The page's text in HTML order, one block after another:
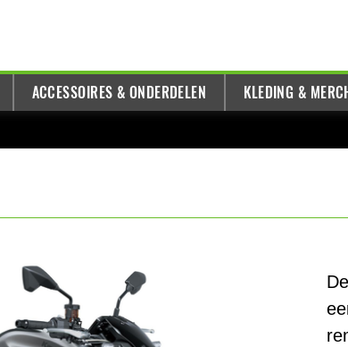
ACCESSOIRES & ONDERDELEN KLEDING &